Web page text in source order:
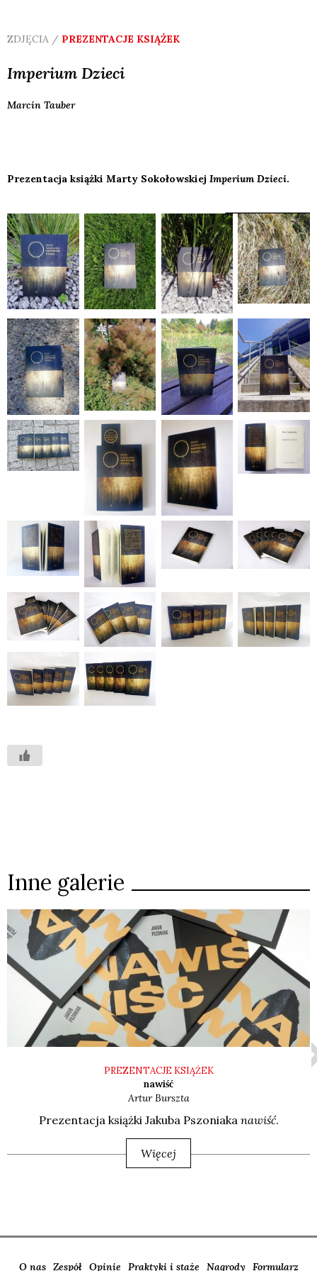
ZDJĘCIA / PREZENTACJE KSIĄŻEK
Imperium Dzieci
Marcin Tauber
Prezentacja książki Marty Sokołowskiej Imperium Dzieci.
Inne galerie
PREZENTACJE KSIĄŻEK
nawiść
ArturBurszta
Pre­zen­ta­cja książ­ki Jaku­ba Pszo­nia­ka nawiść.
Więcej
O nas Zespół Opinie Praktyki i staże Nagrody Formularz